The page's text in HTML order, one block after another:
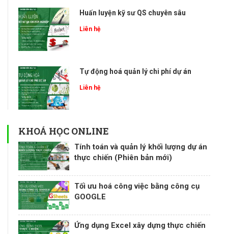
Huấn luyện kỹ sư QS chuyên sâu
Liên hệ
Tự động hoá quản lý chi phí dự án
Liên hệ
KHOÁ HỌC ONLINE
Tính toán và quản lý khối lượng dự án
thực chiến (Phiên bản mới)
Tối ưu hoá công việc bằng công cụ
GOOGLE
Ứng dụng Excel xây dựng thực chiến